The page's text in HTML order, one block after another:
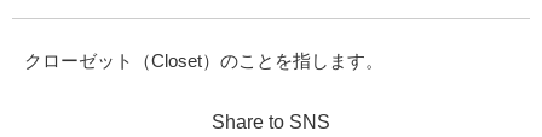
クローゼット（Closet）のことを指します。
Share to SNS